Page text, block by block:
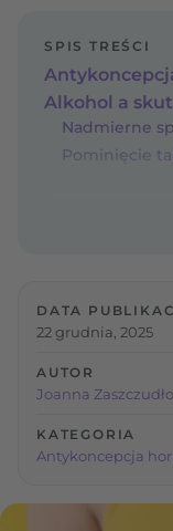
SPIS TREŚCI
Pominięcie
DATA
22 grudnia, 2025
AUTOR
Joanna
KATEGORIA
Antykoncepcja